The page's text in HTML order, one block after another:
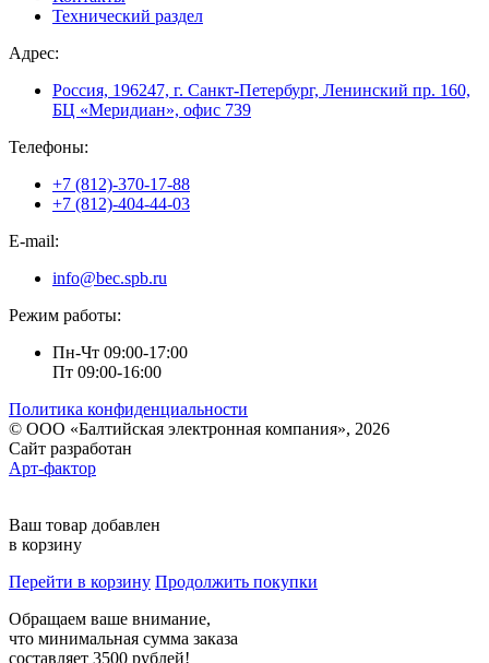
Технический раздел
Адрес:
Россия, 196247, г. Санкт-Петербург, Ленинский пр. 160,
БЦ «Меридиан», офис 739
Телефоны:
+7 (812)-370-17-88
+7 (812)-404-44-03
E-mail:
info@bec.spb.ru
Режим работы:
Пн-Чт 09:00-17:00
Пт 09:00-16:00
Политика конфиденциальности
© ООО «Балтийская электронная компания», 2026
Сайт разработан
Арт-фактор
Ваш товар добавлен
в корзину
Перейти в корзину Продолжить покупки
Обращаем ваше внимание,
что минимальная сумма заказа
составляет 3500 рублей!